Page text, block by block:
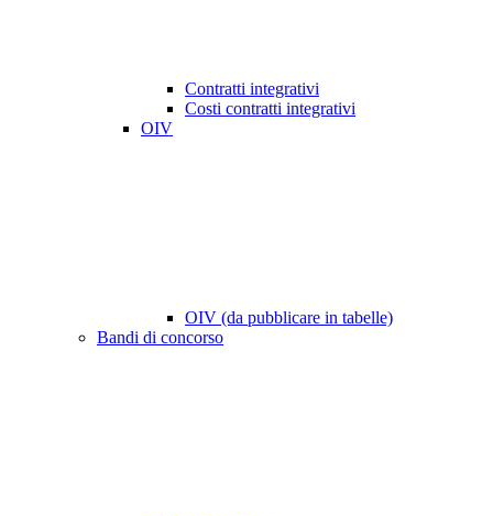
Contratti integrativi
Costi contratti integrativi
OIV
OIV (da pubblicare in tabelle)
Bandi di concorso